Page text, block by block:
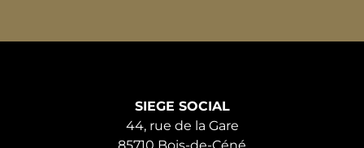
SIEGE SOCIAL
44, rue de la Gare